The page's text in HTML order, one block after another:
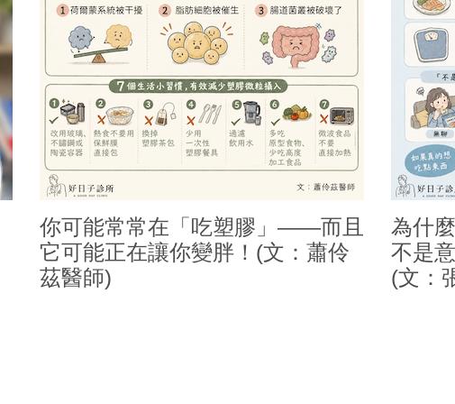
你可能常常在「吃塑膠」——而且
它可能正在讓你變胖！(文：蕭伶
茲醫師)
為什
不是
(文：